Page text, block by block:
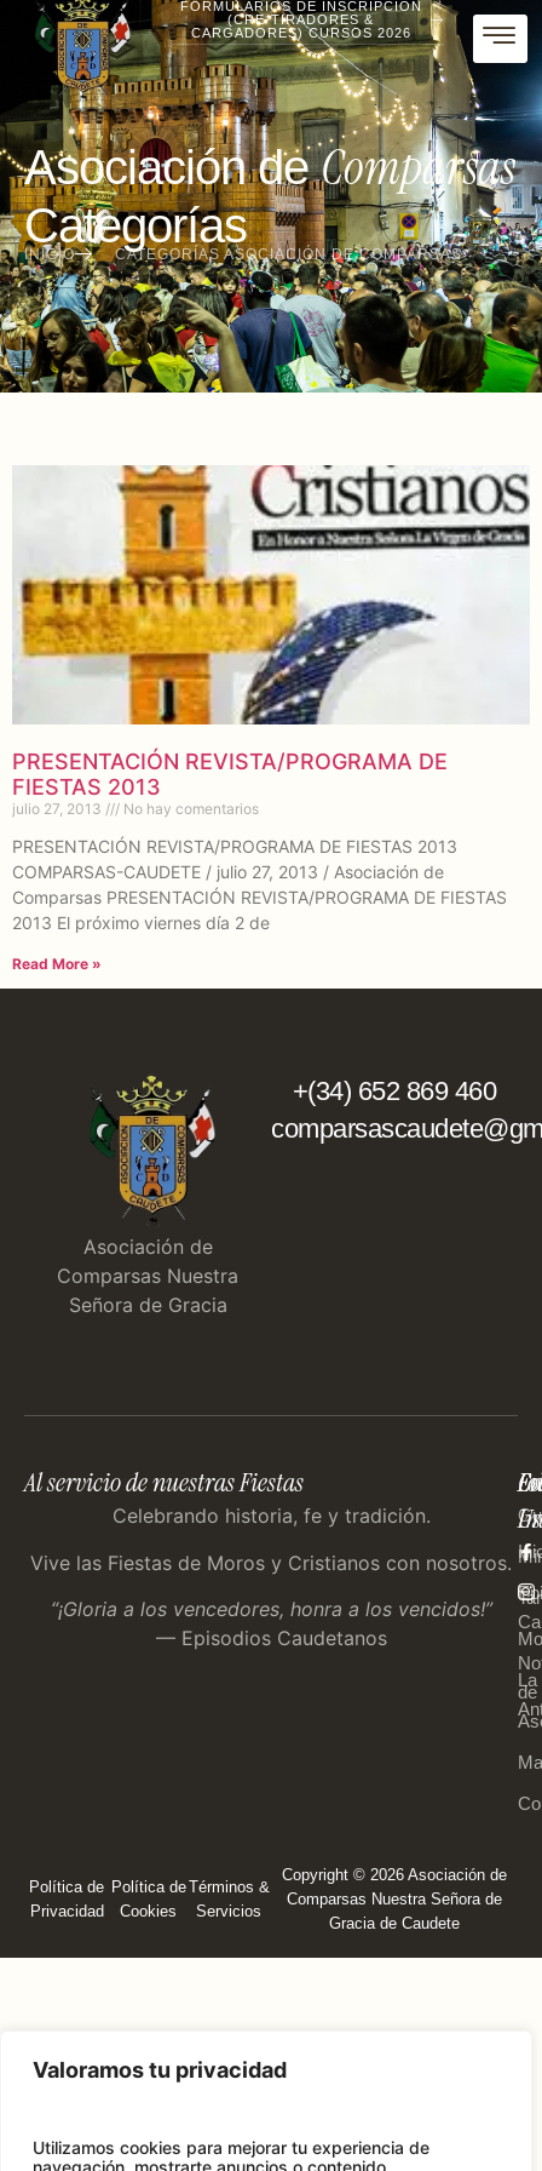
Valoramos tu privacidad
Utilizamos cookies para mejorar tu experiencia de
navegación, mostrarte anuncios o contenido
FORMULARIOS DE INSCRIPCIÓN
(CRE-TIRADORES &
CARGADORES) CURSOS 2026
Asociación deComparsas
Categorías
INICIO CATEGORÍAS ASOCIACIÓN DE COMPARSAS
PRESENTACIÓN REVISTA/PROGRAMA DE
FIESTAS 2013
julio 27, 2013 No hay comentarios
PRESENTACIÓN REVISTA/PROGRAMA DE FIESTAS 2013
COMPARSAS-CAUDETE / julio 27, 2013 / Asociación de
Comparsas PRESENTACIÓN REVISTA/PROGRAMA DE FIESTAS
2013 El próximo viernes día 2 de
Read More »
Asociación de
Comparsas Nuestra
Señora de Gracia
+(34) 652 869 460
Al servicio de nuestras Fiestas
Celebrando historia, fe y tradición.
Vive las Fiestas de Moros y Cristianos con nosotros.
“¡Gloria a los vencedores, honra a los vencidos!”
— Episodios Caudetanos
de
La
Us
Copyright © 2026 Asociación de
Comparsas Nuestra Señora de
Gracia de Caudete
Política de
Privacidad
Política de
Cookies
Términos &
Servicios